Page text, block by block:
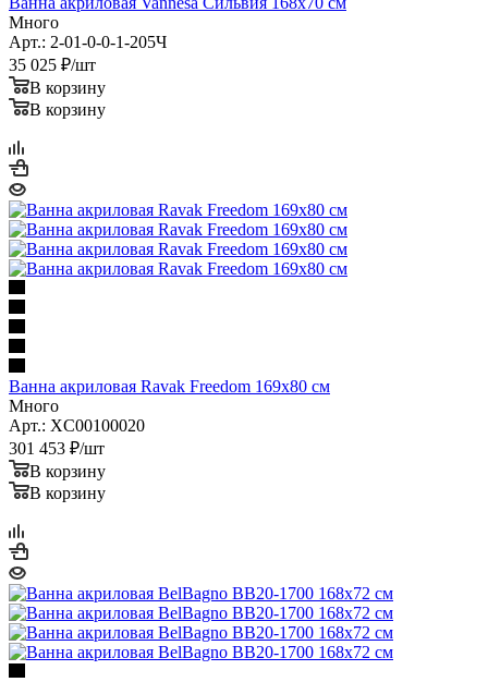
Ванна акриловая Vannesa Сильвия 168х70 см
Много
Арт.: 2-01-0-0-1-205Ч
35 025₽/шт
В корзину
Ванна акриловая Ravak Freedom 169x80 см
Много
Арт.: XC00100020
301 453₽/шт
В корзину